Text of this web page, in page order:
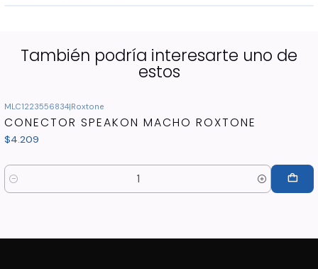
-------------- Novatronic Audio & Sonido --------------
También podría interesarte uno de
estos
MLC1223556834|Roxtone
CONECTOR SPEAKON MACHO ROXTONE
$4.209
Cantidad